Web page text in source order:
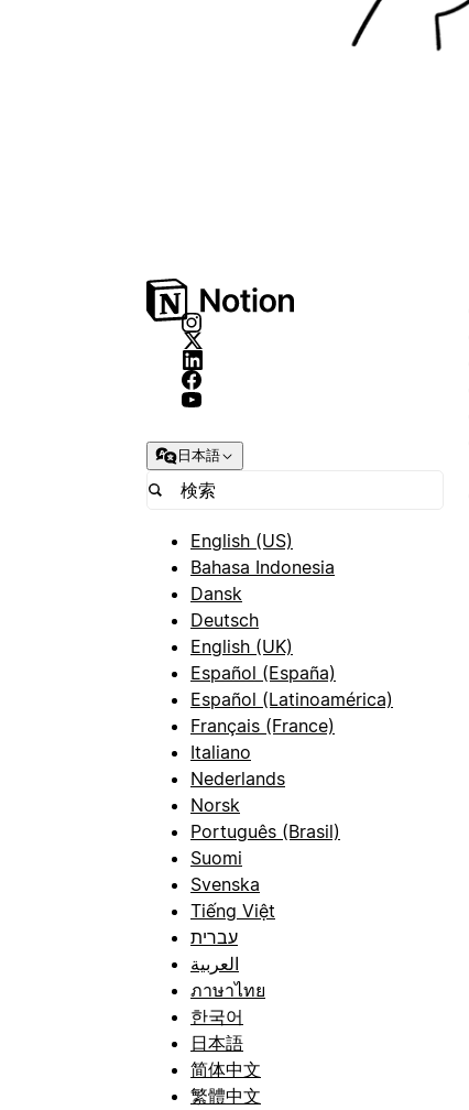
日本語
English (US)
Bahasa Indonesia
Dansk
Deutsch
English (UK)
Español (España)
Español (Latinoamérica)
Français (France)
Italiano
Nederlands
Norsk
Português (Brasil)
Suomi
Svenska
Tiếng Việt
עברית
العربية
ภาษาไทย
한국어
日本語
简体中文
繁體中文